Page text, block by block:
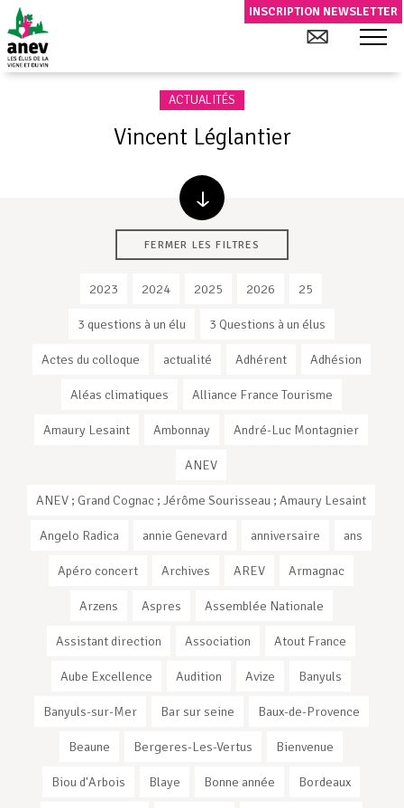
INSCRIPTION NEWSLETTER
ACTUALITÉS
Vincent Léglantier
FERMER LES FILTRES
2023 2024 2025 2026 25
3 questions à un élu 3 Questions à un élus
Actes du colloque actualité Adhérent Adhésion
Aléas climatiques Alliance France Tourisme
Amaury Lesaint Ambonnay André-Luc Montagnier
ANEV
ANEV ; Grand Cognac ; Jérôme Sourisseau ; Amaury Lesaint
Angelo Radica annie Genevard anniversaire ans
Apéro concert Archives AREV Armagnac
Arzens Aspres Assemblée Nationale
Assistant direction Association Atout France
Aube Excellence Audition Avize Banyuls
Banyuls-sur-Mer Bar sur seine Baux-de-Provence
Beaune Bergeres-Les-Vertus Bienvenue
Biou d'Arbois Blaye Bonne année Bordeaux